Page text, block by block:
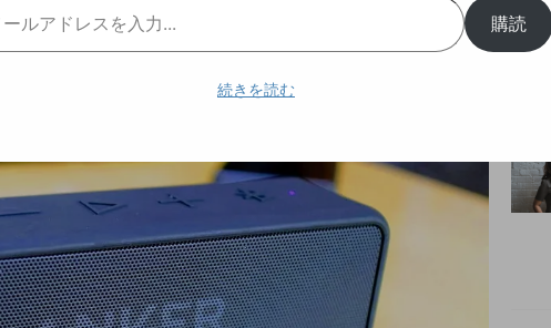
ツール プライバシーポリシー
購読
続きを読む